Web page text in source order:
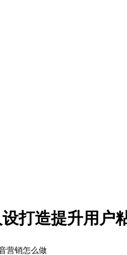
打造提升用户
营销怎么做